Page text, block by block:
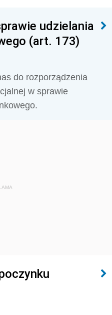
udzielania
(art. 173)
do rozporządzenia
w sprawie